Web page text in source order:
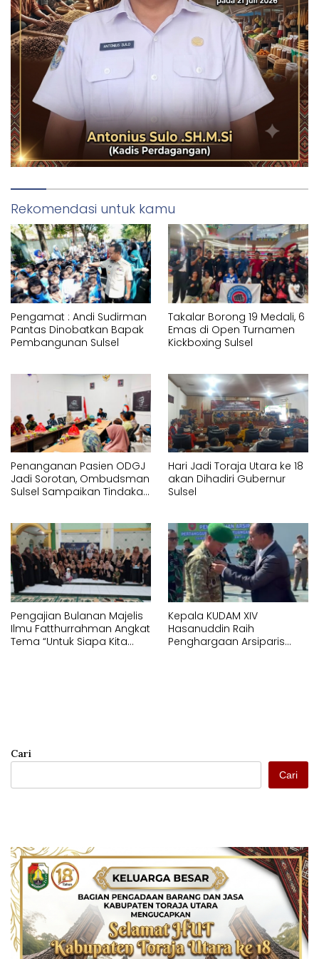
Rekomendasi untuk kamu
Pengamat : Andi Sudirman
Pantas Dinobatkan Bapak
Pembangunan Sulsel
Takalar Borong 19 Medali, 6
Emas di Open Turnamen
Kickboxing Sulsel
Penanganan Pasien ODGJ
Jadi Sorotan, Ombudsman
Sulsel Sampaikan Tindakan
Hari Jadi Toraja Utara ke 18
akan Dihadiri Gubernur
Sulsel
Pengajian Bulanan Majelis
Ilmu Fatthurrahman Angkat
Tema “Untuk Siapa Kita
Kepala KUDAM XIV
Hasanuddin Raih
Penghargaan Arsiparis
Cari
Cari